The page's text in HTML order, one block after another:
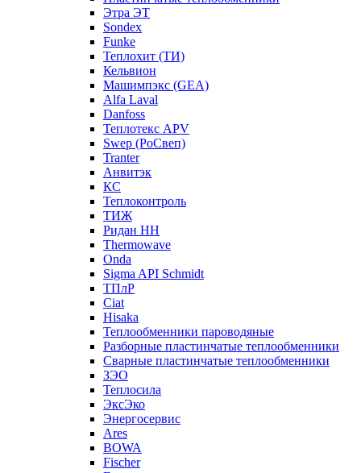
Этра ЭТ
Sondex
Funke
Теплохит (ТИ)
Кельвион
Машимпэкс (GEA)
Alfa Laval
Danfoss
Теплотекс APV
Swep (РоСвеп)
Tranter
Анвитэк
КС
Теплоконтроль
ТИЖ
Ридан НН
Thermowave
Onda
Sigma API Schmidt
ТПлР
Ciat
Hisaka
Теплообменники пароводяные
Разборные пластинчатые теплообменники
Сварные пластинчатые теплообменники
ЗЭО
Теплосила
ЭксЭко
Энергосервис
Ares
BOWA
Fischer